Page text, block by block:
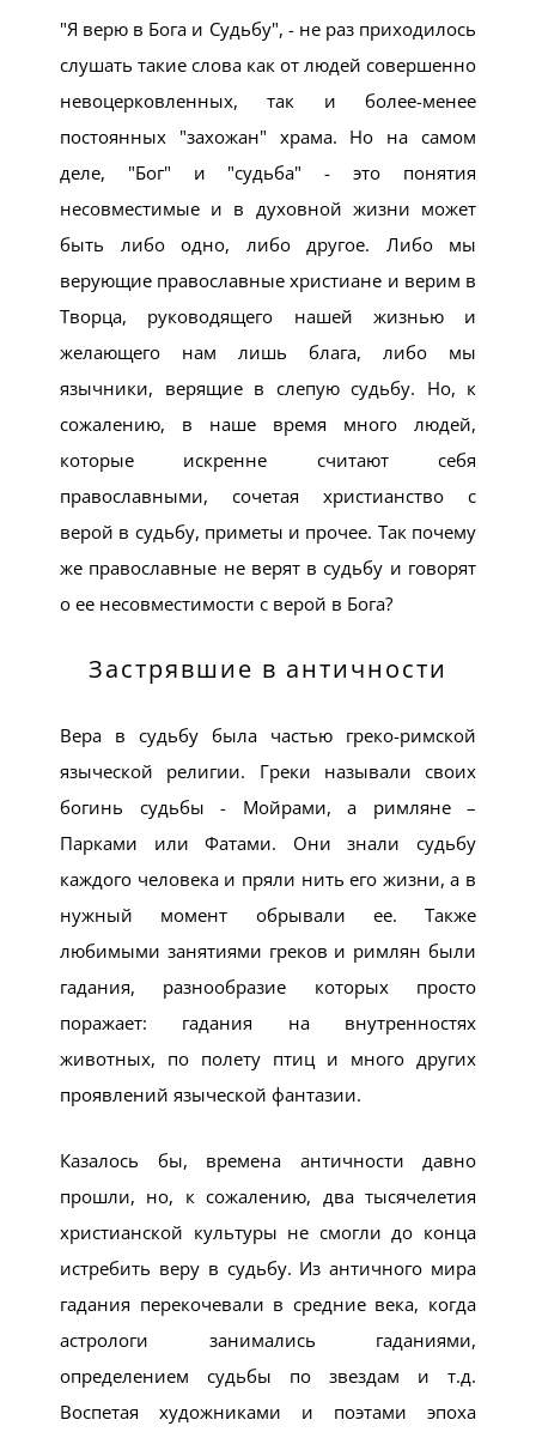
Я верю в Бога и Судьбу , - не раз приходилось
слушать такие слова как от людей совершенно
невоцерковленных, так и более-менее
постоянных "захожан" храма. Но на самом
деле, "Бог" и "судьба" - это понятия
несовместимые и в духовной жизни может
быть либо одно, либо другое. Либо мы
верующие православные христиане и верим в
Творца, руководящего нашей жизнью и
желающего нам лишь блага, либо мы
язычники, верящие в слепую судьбу. Но, к
сожалению, в наше время много людей,
которые искренне считают себя
православными, сочетая христианство с
верой в судьбу, приметы и прочее. Так почему
же православные не верят в судьбу и говорят
о ее несовместимости с верой в Бога?
Застрявшие в античности
Вера в судьбу была частью греко-римской
языческой религии. Греки называли своих
богинь судьбы - Мойрами, а римляне –
Парками или Фатами. Они знали судьбу
каждого человека и пряли нить его жизни, а в
нужный момент обрывали ее. Также
любимыми занятиями греков и римлян были
гадания, разнообразие которых просто
поражает: гадания на внутренностях
животных, по полету птиц и много других
проявлений языческой фантазии.
Казалось бы, времена античности давно
прошли, но, к сожалению, два тысячелетия
христианской культуры не смогли до конца
истребить веру в судьбу. Из античного мира
гадания перекочевали в средние века, когда
астрологи занимались гаданиями,
определением судьбы по звездам и т.д.
Воспетая художниками и поэтами эпоха